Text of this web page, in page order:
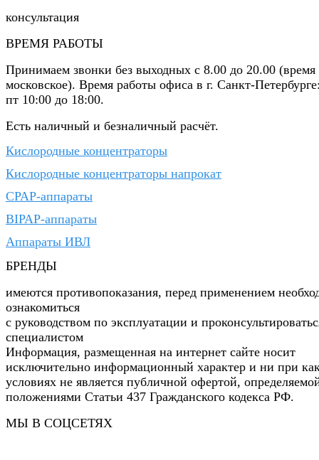
консультация
ВРЕМЯ РАБОТЫ
Принимаем звонки без выходных с 8.00 до 20.00 (время
московское). Время работы офиса в г. Санкт-
пт 10:00 до 18:00.
Есть наличный и безналичный расчёт.
Кислородные концентраторы
Кислородные концентраторы напрокат
CPAP-аппараты
BIPAP-аппараты
Аппараты ИВЛ
БРЕНДЫ
имеются противопоказания, перед применением
ознакомиться
с руководством по эксплуатации и
специалистом
Информация, размещенная на интернет сайте носит
исключительно информационный характер и ни при
условиях не является публичной офертой,
положениями Статьи 437 Гражданского кодекса РФ.
МЫ В СОЦСЕТЯХ